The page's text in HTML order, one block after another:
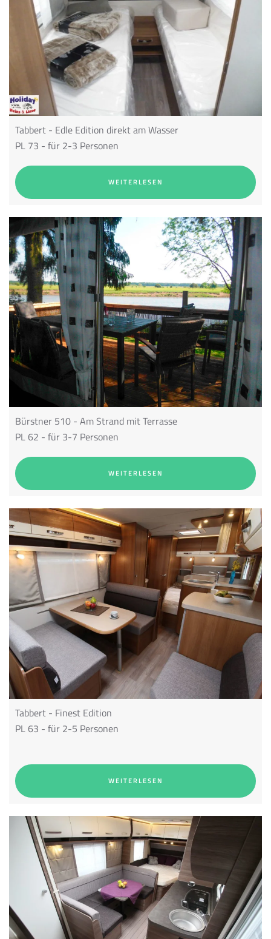
Tabbert - Edle Edition direkt am Wasser
PL 73 - für 2-3 Personen
WEITERLESEN
Bürstner 510 - Am Strand mit Terrasse
PL 62 - für 3-7 Personen
WEITERLESEN
Tabbert - Finest Edition
PL 63 - für 2-5 Personen
WEITERLESEN